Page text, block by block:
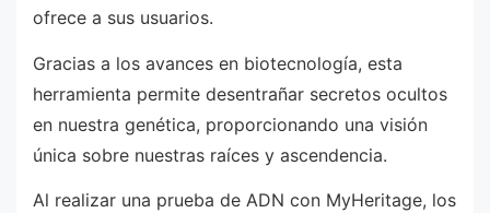
ofrece a sus usuarios.
Gracias a los avances en biotecnología, esta
herramienta permite desentrañar secretos ocultos
en nuestra genética, proporcionando una visión
única sobre nuestras raíces y ascendencia.
Al realizar una prueba de ADN con MyHeritage, los